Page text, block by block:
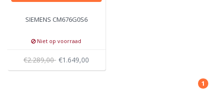
SIEMENS CM676G0S6
Niet op voorraad
€2.289,00 €1.649,00
1